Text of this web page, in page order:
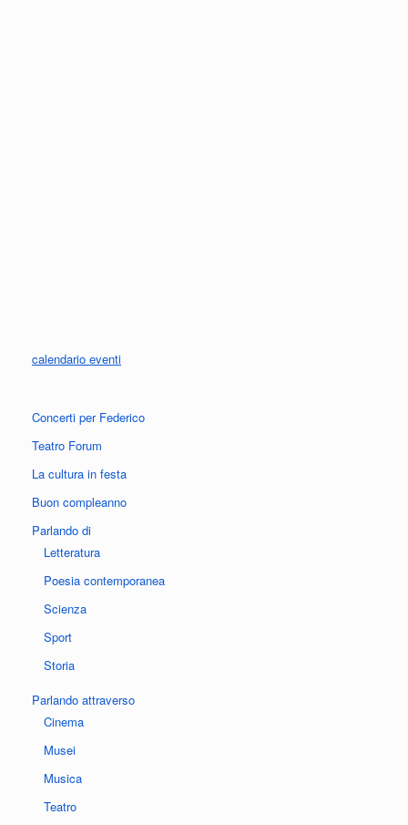
calendario eventi
Concerti per Federico
Teatro Forum
La cultura in festa
Buon compleanno
Parlando di
Letteratura
Poesia contemporanea
Scienza
Sport
Storia
Parlando attraverso
Cinema
Musei
Musica
Teatro